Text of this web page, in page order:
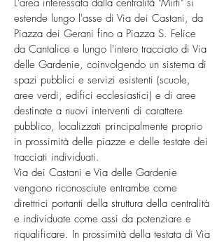
L'area interessata dalla centralità "Mirti" si
estende lungo l'asse di Via dei Castani, da
Piazza dei Gerani fino a Piazza S. Felice
da Cantalice e lungo l'intero tracciato di Via
delle Gardenie, coinvolgendo un sistema di
spazi pubblici e servizi esistenti (scuole,
aree verdi, edifici ecclesiastici) e di aree
destinate a nuovi interventi di carattere
pubblico, localizzati principalmente proprio
in prossimità delle piazze e delle testate dei
tracciati individuati.
Via dei Castani e Via delle Gardenie
vengono riconosciute entrambe come
direttrici portanti della struttura della centralità
e individuate come assi da potenziare e
riqualificare. In prossimità della testata di Via